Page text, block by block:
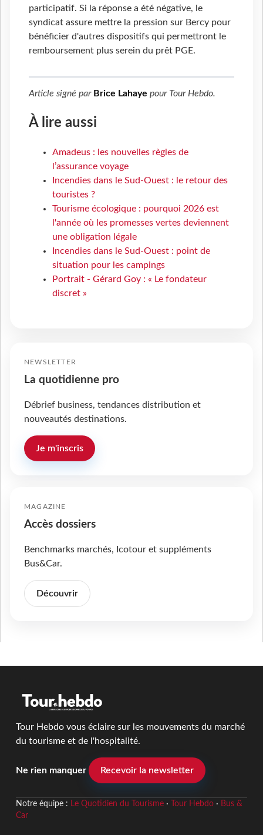
participatif. Si la réponse a été négative, le
syndicat assure mettre la pression sur Bercy pour
bénéficier d'autres dispositifs qui permettront le
remboursement plus serein du prêt PGE.
Article signé par Brice Lahaye pour Tour Hebdo.
À lire aussi
Amadeus : les nouvelles règles de
l’assurance voyage
Incendies dans le Sud-Ouest : le retour des
touristes ?
Tourisme écologique : pourquoi 2026 est
l'année où les promesses vertes deviennent
une obligation légale
Incendies dans le Sud-Ouest : point de
situation pour les campings
Portrait - Gérard Goy : « Le fondateur
discret »
NEWSLETTER
La quotidienne pro
Débrief business, tendances distribution et
nouveautés destinations.
Je m'inscris
MAGAZINE
Accès dossiers
Benchmarks marchés, Icotour et suppléments
Bus&Car.
Découvrir
Tour Hebdo vous éclaire sur les mouvements du marché
du tourisme et de l'hospitalité.
Ne rien manquer Recevoir la newsletter
Notre équipe : Le Quotidien du Tourisme· Tour Hebdo· Bus &
Car